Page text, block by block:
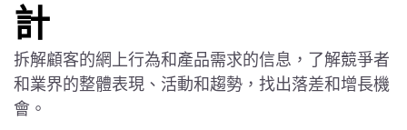
計
拆解顧客的網上行為和產品需求的信息，了解競爭者
和業界的整體表現、活動和趨勢，找出落差和增長機
會。